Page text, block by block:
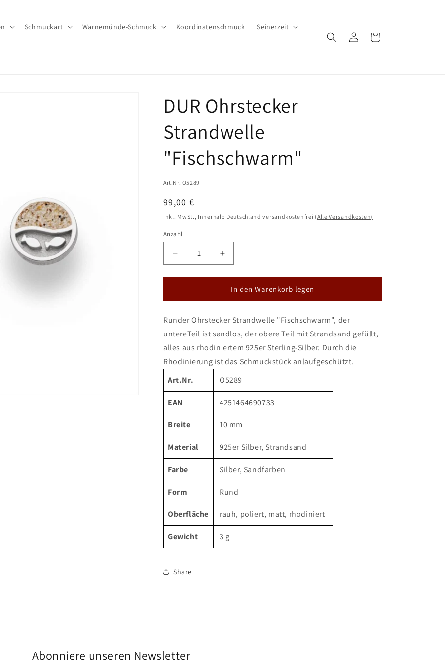
Schmuckart Warnemünde-Schmuck Koordinatenschmuck Seinerzeit
EinloggenWarenkorb
DUR Ohrstecker
Strandwelle
"Fischschwarm"
Art.Nr. O5289
Normaler
Preis
99,00 €
inkl. MwSt., Innerhalb Deutschland versandkostenfrei (Alle Versandkosten)
Anzahl
Verringere
die
Menge
DUR
Strandwelle
&quot;Fischschwarm&quot;
Erhöhe
die
Menge
für
DUR
Strandwelle
&quot;Fischschwarm&quot;
In den Warenkorb legen
Runder Ohrstecker Strandwelle "Fischschwarm", der
untereTeil ist sandlos, der obere Teil mit Strandsand gefüllt,
alles aus rhodiniertem 925er Sterling-Silber. Durch die
Rhodinierung ist das Schmuckstück anlaufgeschützt.
Art.Nr.
O5289
EAN 4251464690733
Breite 10 mm
Material 925er Silber, Strandsand
Farbe Silber, Sandfarben
Form Rund
Oberfläche rauh, poliert, matt, rhodiniert
Gewicht 3 g
Share
Abonniere unseren Newsletter